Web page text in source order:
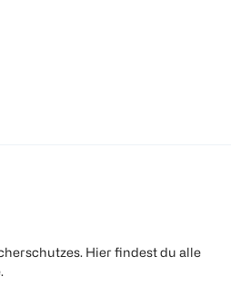
Hier findest du alle